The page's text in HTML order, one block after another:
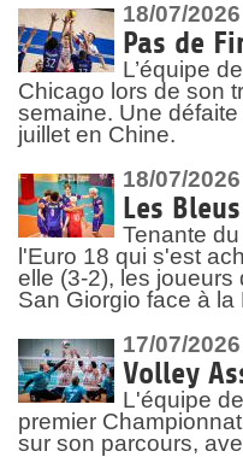
18/07/2026
Pas de
L’équipe
Chicago lors de son
semaine. Une
juillet en Chine.
18/07/2026
Les
Tenante
l'Euro 18 qui s'est
elle (3-2), les
San Giorgio face à la
17/07/2026
Volley
L'équipe
premier
sur son parcours,